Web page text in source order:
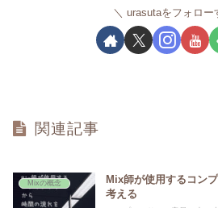
urasutaをフォロー
関連記事
Mixの概念
Mix師が使用するコン
考える